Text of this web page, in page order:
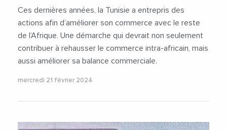
Ces dernières années, la Tunisie a entrepris des
actions afin d’améliorer son commerce avec le reste
de l’Afrique. Une démarche qui devrait non seulement
contribuer à rehausser le commerce intra-africain, mais
aussi améliorer sa balance commerciale.
mercredi 21 février 2024